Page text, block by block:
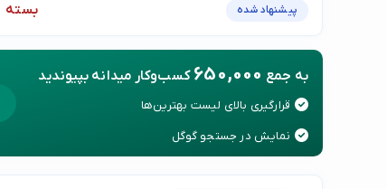
جنب ساندویچی فلفل قرمز پ۸۴ واحد ۱
پیشنهاد شده بسته
به جمع 650,000 کسب‌وکار میدانه بپیوندید
قرارگیری بالای لیست بهترین‌ها
نمایش در جستجو گوگل